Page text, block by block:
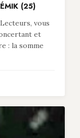
(25)
vous
et
: la somme